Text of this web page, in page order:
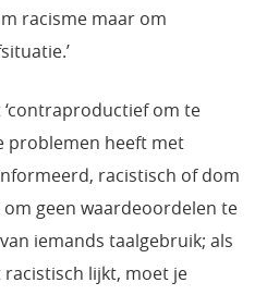
racisme maar om
om te
problemen heeft met
racistisch of dom
om geen waardeoordelen te
iemands taalgebruik; als
racistisch lijkt, moet je